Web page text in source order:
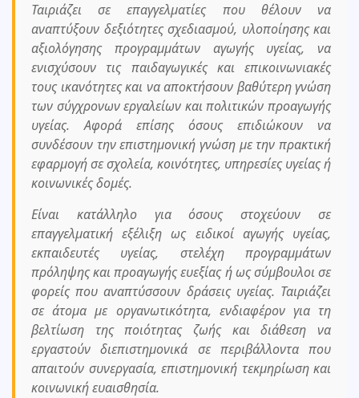
Ταιριάζει σε επαγγελματίες που θέλουν να
αναπτύξουν δεξιότητες σχεδιασμού, υλοποίησης και
αξιολόγησης προγραμμάτων αγωγής υγείας, να
ενισχύσουν τις παιδαγωγικές και επικοινωνιακές
τους ικανότητες και να αποκτήσουν βαθύτερη γνώση
των σύγχρονων εργαλείων και πολιτικών προαγωγής
υγείας. Αφορά επίσης όσους επιδιώκουν να
συνδέσουν την επιστημονική γνώση με την πρακτική
εφαρμογή σε σχολεία, κοινότητες, υπηρεσίες υγείας ή
κοινωνικές δομές.
Είναι κατάλληλο για όσους στοχεύουν σε
επαγγελματική εξέλιξη ως ειδικοί αγωγής υγείας,
εκπαιδευτές υγείας, στελέχη προγραμμάτων
πρόληψης και προαγωγής ευεξίας ή ως σύμβουλοι σε
φορείς που αναπτύσσουν δράσεις υγείας. Ταιριάζει
σε άτομα με οργανωτικότητα, ενδιαφέρον για τη
βελτίωση της ποιότητας ζωής και διάθεση να
εργαστούν διεπιστημονικά σε περιβάλλοντα που
απαιτούν συνεργασία, επιστημονική τεκμηρίωση και
κοινωνική ευαισθησία.